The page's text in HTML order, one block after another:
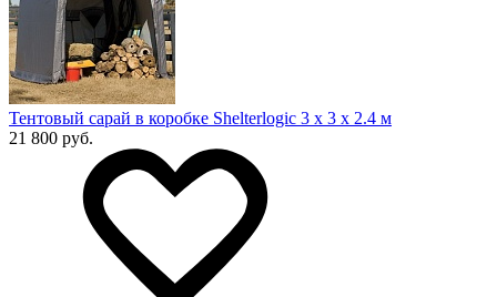
Тентовый сарай в коробке Shelterlogic 3 х 3 х 2.4 м
21 800 руб.